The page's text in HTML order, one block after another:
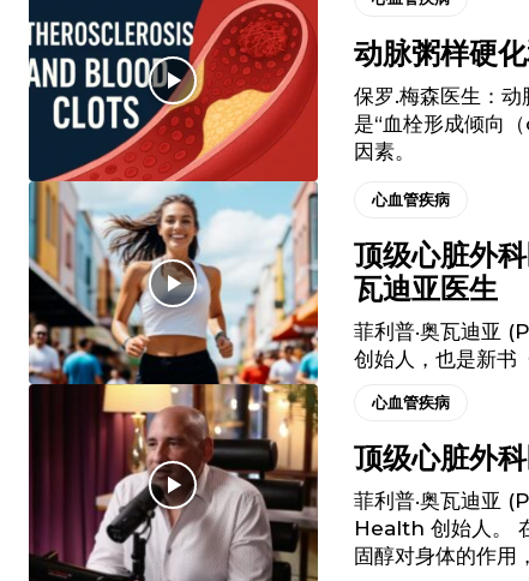
动脉粥样硬
保罗.梅森医生：
是“血栓形成倾向
因素。
心血管疾病
顶级心脏外
瓦迪亚医生
菲利普·奥瓦迪亚
创始人，也是新书
心血管疾病
顶级心脏外
菲利普·奥瓦迪亚
Health 创始人。
固醇对身体的作用